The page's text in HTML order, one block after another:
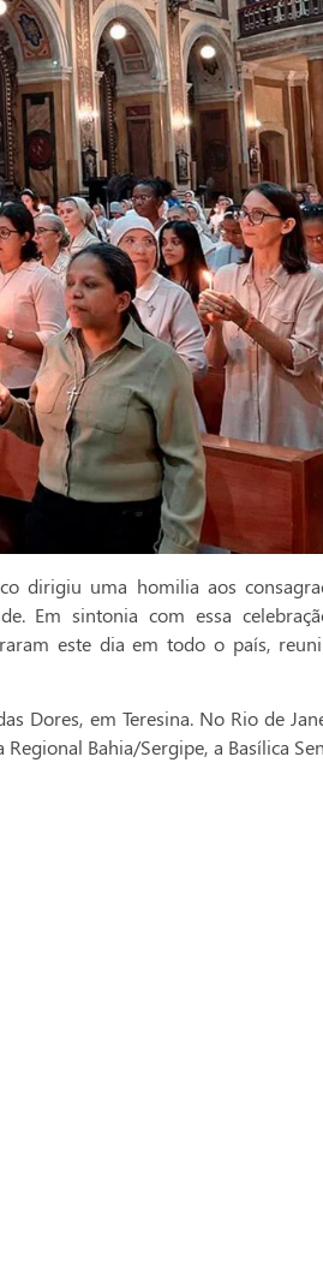
dirigiu uma homilia aos
Em sintonia com essa
este dia em todo o país,
Dores, em Teresina. No Rio de
Bahia/Sergipe, a Basílica